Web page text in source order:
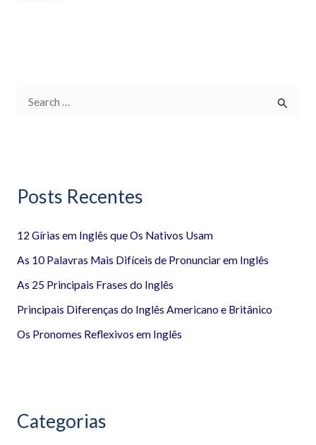
u
s
a
r
Posts Recentes
12 Gírias em Inglês que Os Nativos Usam
As 10 Palavras Mais Difíceis de Pronunciar em Inglês
As 25 Principais Frases do Inglês
Principais Diferenças do Inglês Americano e Britânico
Os Pronomes Reflexivos em Inglês
Categorias